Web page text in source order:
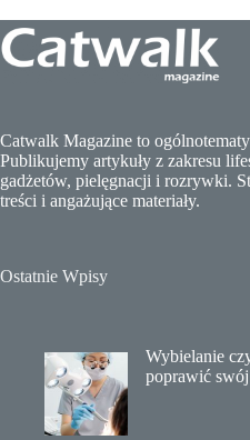
Catwalk Magazine to
Publikujemy artykuły z zakresu
gadżetów, pielęgnacji i rozrywki.
treści i angażujące materiały.
Ostatnie Wpisy
Wybielanie
poprawić